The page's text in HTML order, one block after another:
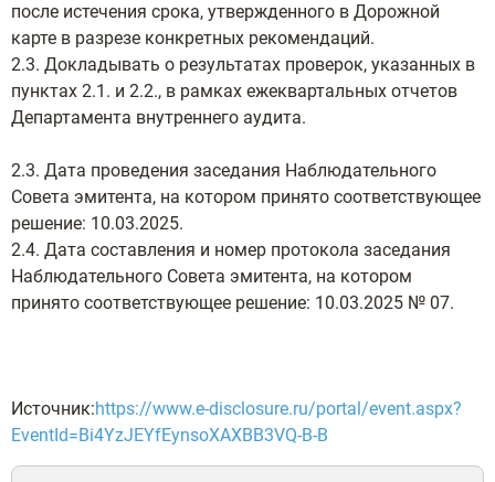
после истечения срока, утвержденного в Дорожной
карте в разрезе конкретных рекомендаций.
2.3. Докладывать о результатах проверок, указанных в
пунктах 2.1. и 2.2., в рамках ежеквартальных отчетов
Департамента внутреннего аудита.
2.3. Дата проведения заседания Наблюдательного
Совета эмитента, на котором принято соответствующее
решение: 10.03.2025.
2.4. Дата составления и номер протокола заседания
Наблюдательного Совета эмитента, на котором
принято соответствующее решение: 10.03.2025 № 07.
Источник:https://www.e-disclosure.ru/portal/event.aspx?
EventId=Bi4YzJEYfEynsoXAXBB3VQ-B-B